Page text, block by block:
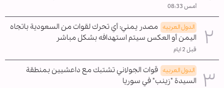
أمس 08:33
الدول العربیه مصدر يمني: أي تحرك لقوات من السعودية باتجاه
اليمن أو العكس سيتم استهدافه بشكل مباشر
قبل 2 ايام
الدول العربیه قوات الجولاني تشتبك مع داعشيين بمنطقة
السيدة "زينب" في سوريا